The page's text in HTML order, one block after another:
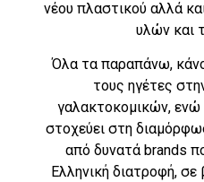
νέου πλαστικού αλλά
υλών και
Όλα τα παραπάνω,
τους ηγέτες
γαλακτοκομικών, ενώ
στοχεύει στη
από δυνατά brands
Ελληνική διατροφή,